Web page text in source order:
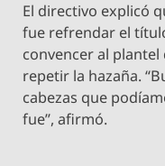
El directivo explicó
fue refrendar el
convencer al
repetir la hazaña.
cabezas que
fue”, afirmó.